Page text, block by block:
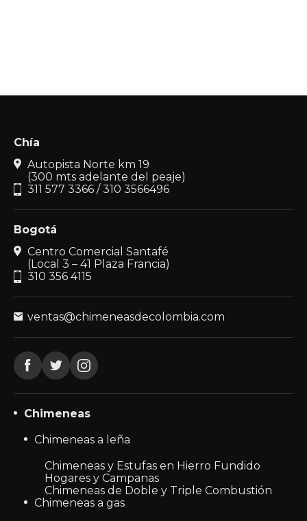
Chía
Autopista Norte km 19
(300 mts adelante del peaje)
311 577 3366 / 310 3566496
Bogotá
Centro Comercial Santafé
(Local 3 – 41 Plaza Francia)
310 356 4115
ventas@chimeneasdecolombia.com
Chimeneas
Chimeneas a leña
Chimeneas y Estufas en Hierro Fundido
Hogares y Campanas
Chimeneas de Doble y Triple Combustión
Chimeneas a gas